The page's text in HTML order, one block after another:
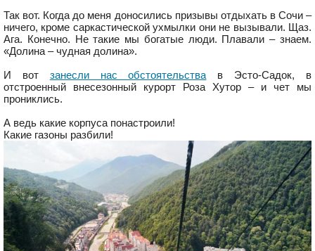
Так вот. Когда до меня доносились призывы отдыхать в Сочи –
ничего, кроме саркастической ухмылки они не вызывали. Щаз.
Ага. Конечно. Не такие мы богатые люди. Плавали – знаем.
«Долина – чудная долина».
И вот занесли нас обстоятельства в Эсто-Садок, в
отстроенный внесезонный курорт Роза Хутор – и чет мы
прониклись.
А ведь какие корпуса понастроили!
Какие газоны разбили!